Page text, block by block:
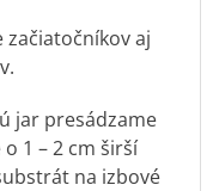
začiatočníkov aj
jar presádzame
1 – 2 cm širší
na izbové